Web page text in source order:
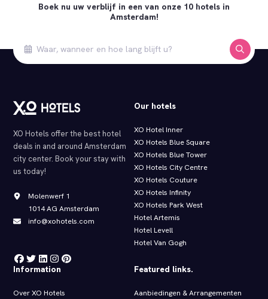
Boek nu uw verblijf in een van onze 10 hotels in
Amsterdam!
XO Hotels offer the best hotel
deals in and around Amsterdam
city center. Book your stay with
us today!
Molenwerf 1
1014 AG Amsterdam
info@xohotels.com
Our hotels
XO Hotel Inner
XO Hotels Blue Square
XO Hotels Blue Tower
XO Hotels City Centre
XO Hotels Couture
XO Hotels Infinity
XO Hotels Park West
Hotel Artemis
Hotel Levell
Hotel Van Gogh
Information
Over XO Hotels
Featured links.
Aanbiedingen & Arrangementen